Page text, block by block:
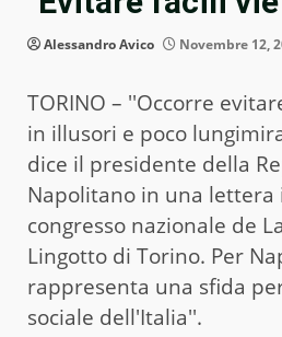
Alessandro Avico Novembre 12,
TORINO – ''Occorre
in illusori e poco
dice il presidente della
Napolitano in una lettera
congresso nazionale de
Lingotto di Torino. Per
rappresenta una sfida
sociale dell'Italia''.